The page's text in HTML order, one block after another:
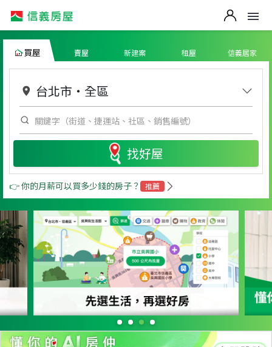
買屋 賣屋 新建案 租屋 信義居家
台北市 ・ 全區
找好屋
👉 你的月薪可以買多少錢的房子？ 推薦